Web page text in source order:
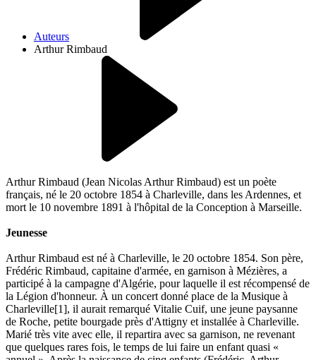
Auteurs
Arthur Rimbaud
Arthur Rimbaud (Jean Nicolas Arthur Rimbaud) est un poète
français, né le 20 octobre 1854 à Charleville, dans les Ardennes, et
mort le 10 novembre 1891 à l'hôpital de la Conception à Marseille.
Jeunesse
Arthur Rimbaud est né à Charleville, le 20 octobre 1854. Son père,
Frédéric Rimbaud, capitaine d'armée, en garnison à Mézières, a
participé à la campagne d'Algérie, pour laquelle il est récompensé de
la Légion d'honneur. À un concert donné place de la Musique à
Charleville[1], il aurait remarqué Vitalie Cuif, une jeune paysanne
de Roche, petite bourgade près d'Attigny et installée à Charleville.
Marié très vite avec elle, il repartira avec sa garnison, ne revenant
que quelques rares fois, le temps de lui faire un enfant quasi «